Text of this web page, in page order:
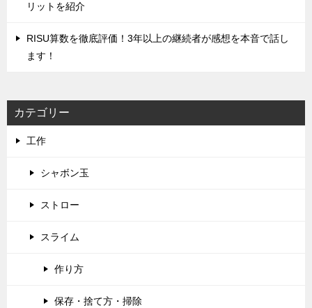
リットを紹介
RISU算数を徹底評価！‌3年以上の継続者が感想を本音で話し
ます！
カテゴリー
工作
シャボン玉
ストロー
スライム
作り方
保存・捨て方・掃除